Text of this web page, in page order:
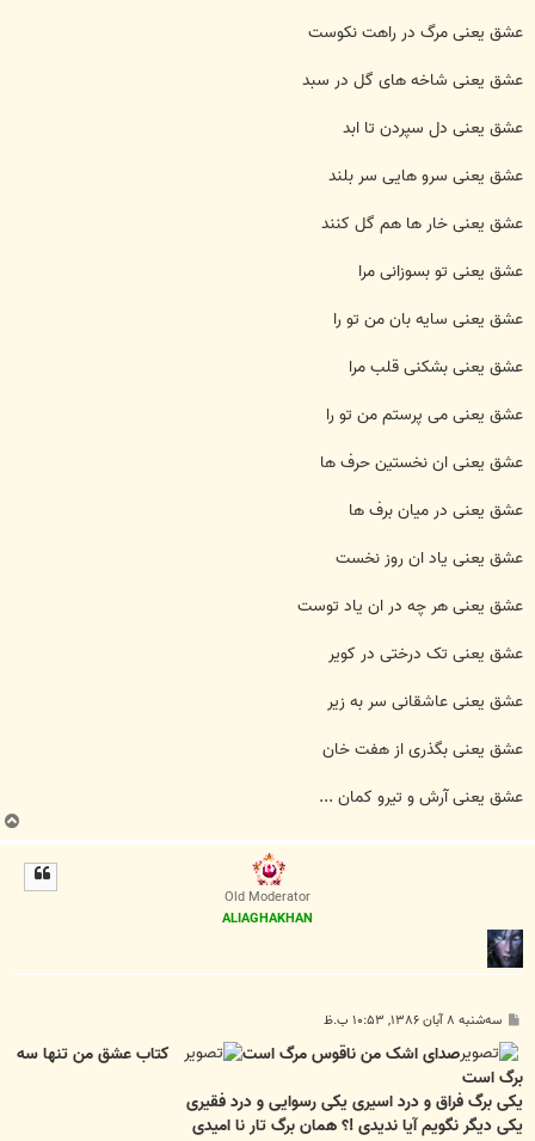
عشق یعنی مرگ در راهت نکوست
عشق یعنی شاخه های گل در سبد
عشق یعنی دل سپردن تا ابد
عشق یعنی سرو هایی سر بلند
عشق یعنی خار ها هم گل کنند
عشق یعنی تو بسوزانی مرا
عشق یعنی سایه بان من تو را
عشق یعنی بشکنی قلب مرا
عشق یعنی می پرستم من تو را
عشق یعنی ان نخستین حرف ها
عشق یعنی در میان برف ها
عشق یعنی یاد ان روز نخست
عشق یعنی هر چه در ان یاد توست
عشق یعنی تک درختی در کویر
عشق یعنی عاشقانی سر به زیر
عشق یعنی بگذری از هفت خان
عشق یعنی آرش و تیرو کمان ...
ب
ا
Old Moderator
ALIAGHAKHAN
پ
ت
سه‌شنبه ۸ آبان ۱۳۸۶, ۱۰:۵۳ ب.ظ
صدای اشک من ناقوس مرگ است
کتاب عشق من تنها سه
برگ است
یکی برگ فراق و درد اسیری یکی رسوایی و درد فقیری
یکی دیگر نگویم آیا ندیدی !؟ همان برگ تار نا امیدی